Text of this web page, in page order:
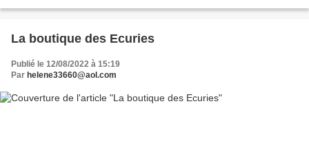
La boutique des Ecuries
Publié le 12/08/2022 à 15:19
Par helene33660@aol.com